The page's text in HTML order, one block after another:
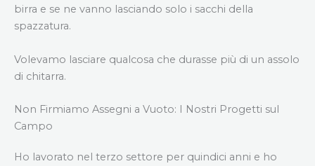
birra e se ne vanno lasciando solo i sacchi della
spazzatura.
Volevamo lasciare qualcosa che durasse più di un assolo
di chitarra.
Non Firmiamo Assegni a Vuoto: I Nostri Progetti sul
Campo
Ho lavorato nel terzo settore per quindici anni e ho